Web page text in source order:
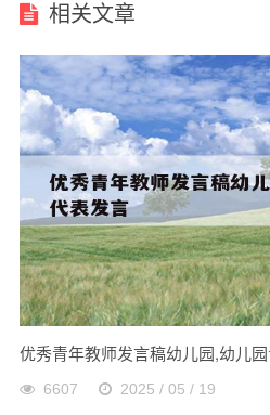
相关文章
优秀青年教师发言稿幼儿园,幼儿
6607 2025 / 05 / 19